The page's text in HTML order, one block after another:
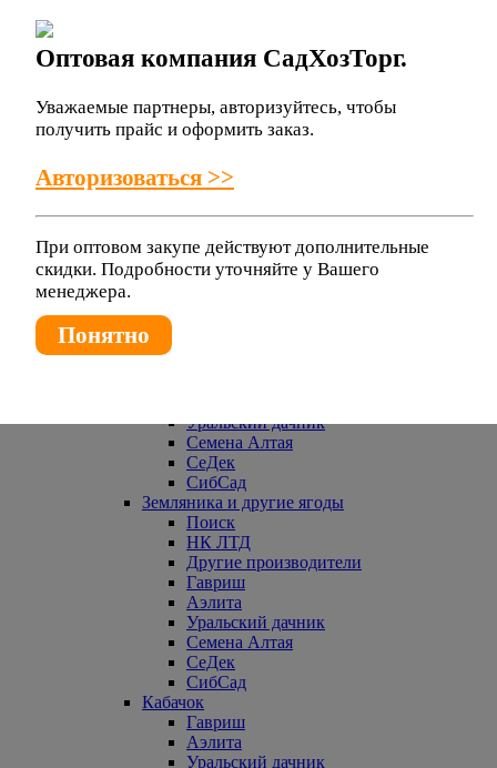
СеДек
Брюква
Гавриш
СеДек
СибСад
Аэлита
Уральский дачник
Семена Алтая
СеДек
Уральский дачник
Семена Алтая
СеДек
СибСад
Земляника и другие ягоды
Поиск
НК ЛТД
Другие производители
Гавриш
Аэлита
Уральский дачник
Семена Алтая
СеДек
СибСад
Кабачок
Гавриш
Аэлита
Уральский дачник
Оптовая компания СадХозТорг.
Уважаемые партнеры, авторизуйтесь, чтобы
получить прайс и оформить заказ.
Авторизоваться >>
При оптовом закупе действуют дополнительные
скидки. Подробности уточняйте у Вашего
менеджера.
Понятно